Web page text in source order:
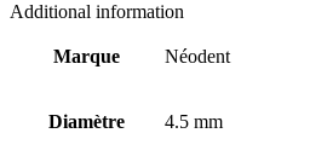
Additional information
Marque Néodent
Diamètre 4.5 mm